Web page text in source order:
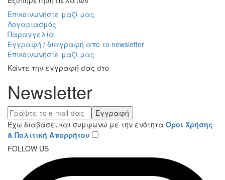
Επικοινωνήστε μαζί μας
Λογαριασμός
Παραγγελία
Εγγραφή / διαγραφή απο το newsletter
Επικοινωνήστε μαζί μας
Κάντε την εγγραφή σας στο
Newsletter
Εγγραφή
Έχω διαβάσει και συμφωνώ με την ενότητα Όροι Χρήσης
& Πολιτική Απορρήτου
FOLLOW US